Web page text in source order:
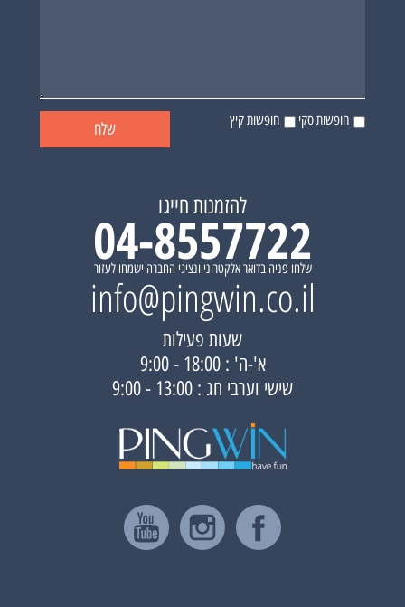
חופשות סקי חופשות קיץ
להזמנות חייגו
04-8557722
שלחו פניה בדואר אלקטרוני ונציגי החברה ישמחו לעזור
info@pingwin.co.il
שעות פעילות
א'-ה' : 18:00 - 9:00
שישי וערבי חג : 13:00 - 9:00